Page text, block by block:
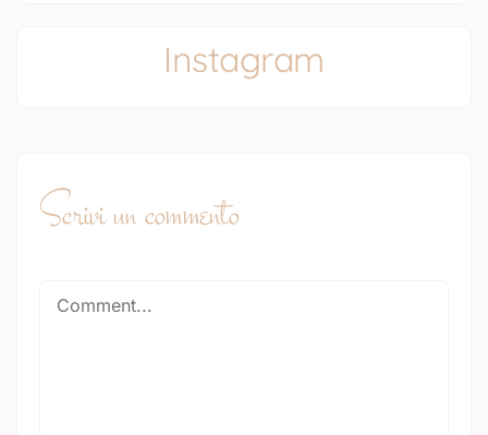
Instagram
Scrivi un commento
Comment